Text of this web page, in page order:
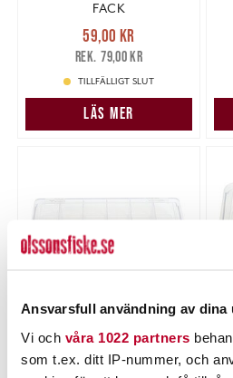
Ansvarsfull användning av dina
Vi och våra 1022 partners
som t.ex. ditt IP-nummer, och
FACK
Nuvarande pris
59,00 krTidigare pris
79,00 kr
59,00 kr
79,00 kr
TILLFÄLLIGT SLUT
LÄS MER
MYRAN
MYRAN ASK 1800